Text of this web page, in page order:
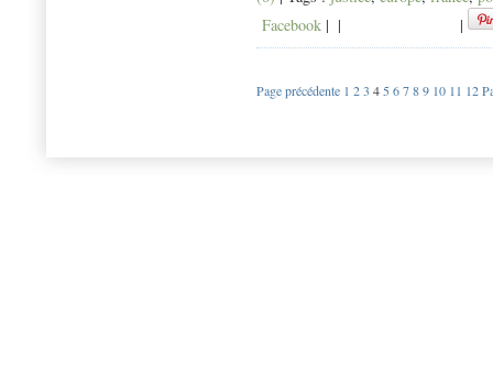
Facebook | | |
Page précédente 1 23 45 6789 10 11 12